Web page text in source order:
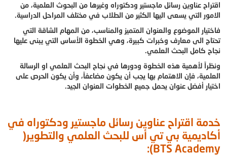
اقتراح عناوين رسائل ماجستير ودكتوراه وغيرها من البحوث العلمية، من
الامور التي يسعى اليها الكثير من الطلاب في مختلف المراحل الدراسية.
فاختيار الموضوع والعنوان المتميز والمناسب، من المهام الشاقة التي
تحتاج الى معارف وخبرات كبيرة، وهي الخطوة الأساس التي يبنى عليها
نجاح كامل البحث العلمي.
ونظراً لأهمية هذه الخطوة ودورها في نجاح البحث العلمي او الرسالة
العلمية، فإن الاهتمام بها يجب أن يكون مضاعفاً، وأن يكون الحرص على
اختيار أفضل عنوان يحمل جميع الخطوات العنوان الجيد.
خدمة اقتراح عناوين رسائل ماجستير ودكتوراه في
أكاديمية بي تي أس للبحث العلمي والتطوير(
BTS Academy):